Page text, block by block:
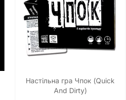
Настільна гра Чпок (Quick
And Dirty)